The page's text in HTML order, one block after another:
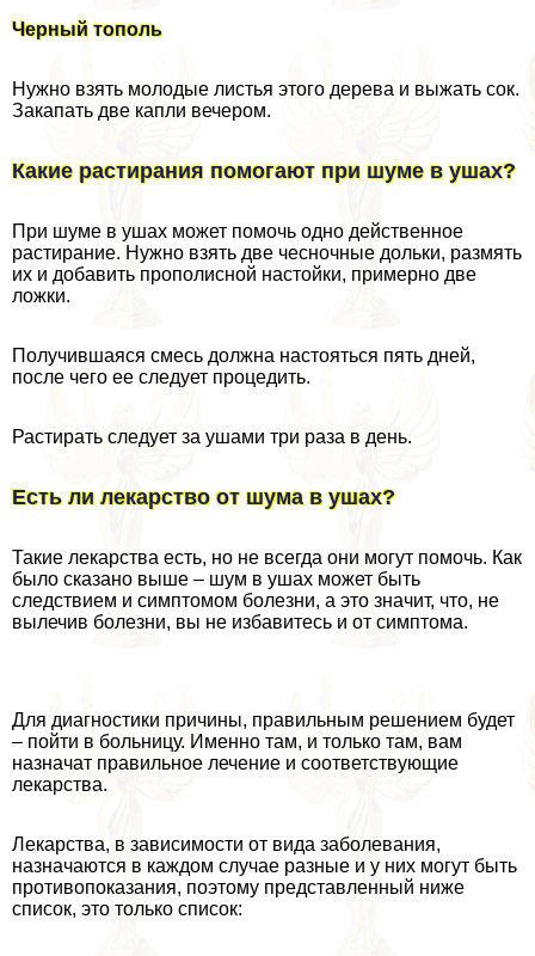
Черный тополь
Нужно взять молодые листья этого дерева и выжать сок.
Закапать две капли вечером.
Какие растирания помогают при шуме в ушах?
При шуме в ушах может помочь одно действенное
растирание. Нужно взять две чесночные дольки, размять
их и добавить прополисной настойки, примерно две
ложки.
Получившаяся смесь должна настояться пять дней,
после чего ее следует процедить.
Растирать следует за ушами три раза в день.
Есть ли лекарство от шума в ушах?
Такие лекарства есть, но не всегда они могут помочь. Как
было сказано выше – шум в ушах может быть
следствием и симптомом болезни, а это значит, что, не
вылечив болезни, вы не избавитесь и от симптома.
Для диагностики причины, правильным решением будет
– пойти в больницу. Именно там, и только там, вам
назначат правильное лечение и соответствующие
лекарства.
Лекарства, в зависимости от вида заболевания,
назначаются в каждом случае разные и у них могут быть
противопоказания, поэтому представленный ниже
список, это только список: